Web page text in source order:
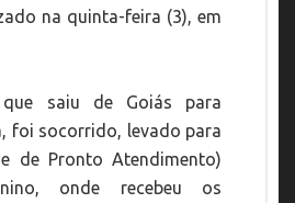
na quinta-feira (3), em
saiu de Goiás para
foi socorrido, levado para
de Pronto Atendimento)
onde recebeu os